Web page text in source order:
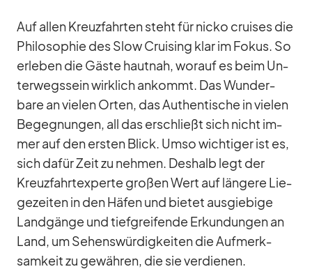
Auf al­len Kreuz­fahr­ten steht für nicko crui­ses die
Phi­lo­so­phie des Slow Crui­sing klar im Fo­kus. So
er­le­ben die Gäste haut­nah, wor­auf es beim Un­
ter­wegs­sein wirk­lich an­kommt. Das Wun­der­
bare an vie­len Or­ten, das Au­then­ti­sche in vie­len
Be­geg­nun­gen, all das er­schließt sich nicht im­
mer auf den ers­ten Blick. Umso wich­ti­ger ist es,
sich da­für Zeit zu neh­men. Des­halb legt der
Kreuz­fahrt­ex­perte gro­ßen Wert auf län­gere Lie­
ge­zei­ten in den Hä­fen und bie­tet aus­gie­bige
Land­gänge und tief­grei­fende Er­kun­dun­gen an
Land, um Se­hens­wür­dig­kei­ten die Auf­merk­
sam­keit zu ge­wäh­ren, die sie ver­die­nen.